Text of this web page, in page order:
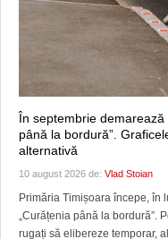
În septembrie
până la bordură”.
alternativă
10 august 2026 de: Vlad Stoian
Primăria Timișoara începe, în
„Curățenia până la bordură”.
rugați să elibereze temporar,